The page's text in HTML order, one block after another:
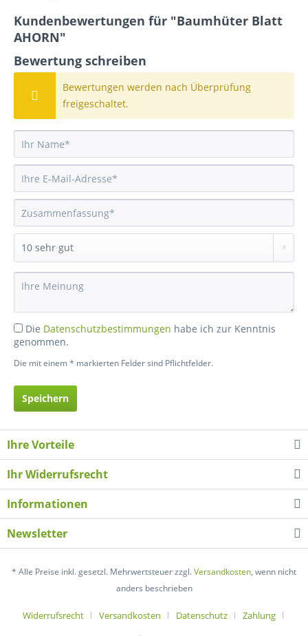
Kundenbewertungen für "Baumhüter Blatt
AHORN"
Bewertung schreiben
Bewertungen werden nach Überprüfung
freigeschaltet.
Die Datenschutzbestimmungen habe ich zur Kenntnis
genommen.
Die mit einem * markierten Felder sind Pflichtfelder.
Speichern
Ihre Vorteile
Ihr Widerrufsrecht
Informationen
Newsletter
* Alle Preise inkl. gesetzl. Mehrwertsteuer zzgl.Versandkosten, wenn nicht
anders beschrieben
Widerrufsrecht Versandkosten Datenschutz
Zahlung